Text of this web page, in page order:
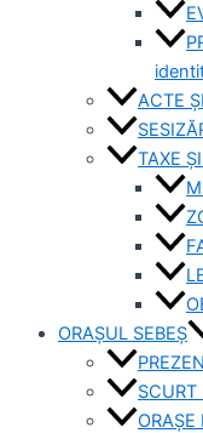
ACTE
TAXE
ORAȘUL SEBEȘ
SCURT
ORAȘE